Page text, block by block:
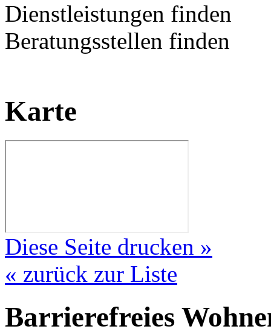
Dienstleistungen finden
Beratungsstellen finden
Karte
Diese Seite drucken »
« zurück zur Liste
Barrierefreies